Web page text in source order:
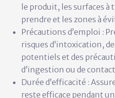
le produit, les surfaces
prendre et les zones à
Précautions d’emploi :
risques d’intoxication,
potentiels et des
d’ingestion ou de contact
Durée d’efficacité :
reste efficace pendant